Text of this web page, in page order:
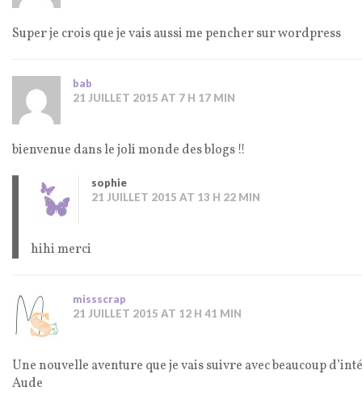
Super je crois que je vais aussi me pencher sur wordpress
bab
21 JUILLET 2015 AT 7 H 17 MIN
bienvenue dans le joli monde des blogs !!
sophie
21 JUILLET 2015 AT 13 H 22 MIN
hihi merci
missscrap
21 JUILLET 2015 AT 12 H 41 MIN
Une nouvelle aventure que je vais suivre avec beaucoup
Aude